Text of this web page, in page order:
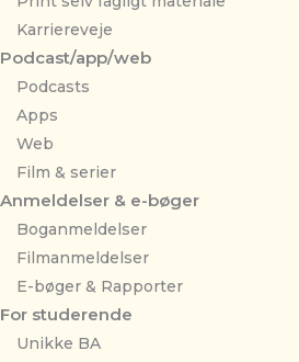
Karriereveje
Podcast/app/web
Podcasts
Apps
Web
Film & serier
Anmeldelser & e-bøger
Boganmeldelser
Filmanmeldelser
E-bøger & Rapporter
For studerende
Unikke BA